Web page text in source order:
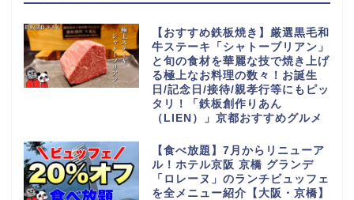
【おすすめ鉄板焼き】厳選黒毛和
牛ステーキ「シャトーブリアン」
と旬の食材を華麗な技で焼き上げ
る極上なお料理の数々！お誕生
日/記念日/接待/親孝行等にもピッ
タリ！「鉄板創作りあん
（LIEN）」京都おすすめグルメ
【食べ放題】7月からリニューア
ル！ホテル京阪 京橋 グランデ
「ロレーヌ」のランチビュッフェ
を全メニュー紹介【大阪・京橋】